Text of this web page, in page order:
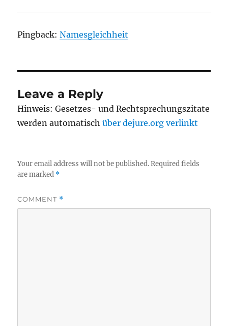
Pingback:Namesgleichheit
Leave a Reply
Hinweis: Gesetzes- und Rechtsprechungszitate
werden automatischüber dejure.org verlinkt
Your email address will not be published. Required fields
are marked *
COMMENT *